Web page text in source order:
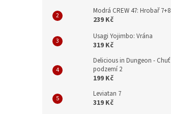
Modrá CREW 47: Hrobař 7+8
239 Kč
Usagi Yojimbo: Vrána
319 Kč
Delicious in Dungeon - Chuť
podzemí 2
199 Kč
Leviatan 7
319 Kč